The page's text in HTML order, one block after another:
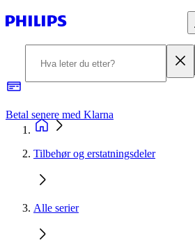
Betal senere med Klarna
Tilbehør og erstatningsdeler
Alle serier